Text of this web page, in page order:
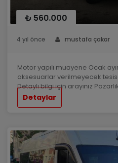
₺ 560.000
4 yıl önce mustafa çakar
Motor yapılı muayene Ocak
aksesuarlar verilmeyecek
Detaylı bilgi için arayınız
Detaylar